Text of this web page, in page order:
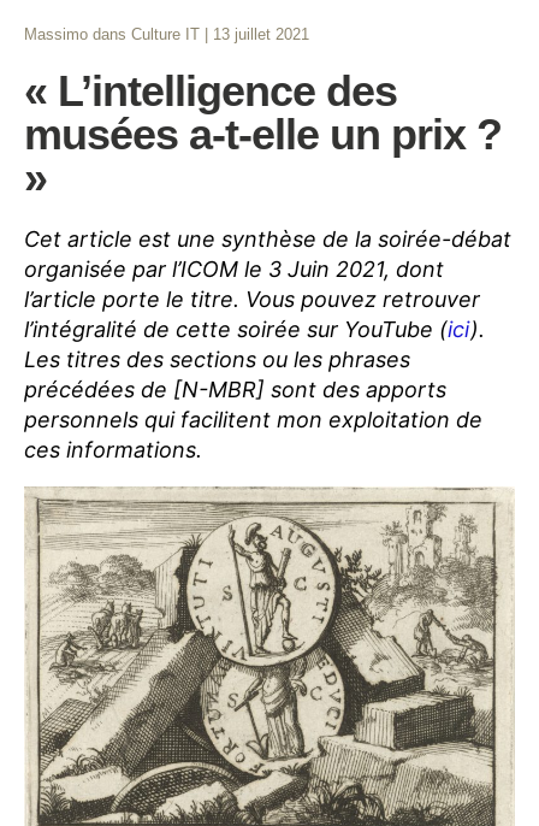
Massimo dans Culture IT 13 juillet 2021
« L’intelligence des
musées a-t-elle un prix ?
»
Cet article est une synthèse de la soirée-débat
organisée par l’ICOM le 3 Juin 2021, dont
l’article porte le titre. Vous pouvez retrouver
l’intégralité de cette soirée sur YouTube (ici).
Les titres des sections ou les phrases
précédées de [N-MBR] sont des apports
personnels qui facilitent mon exploitation de
ces informations.